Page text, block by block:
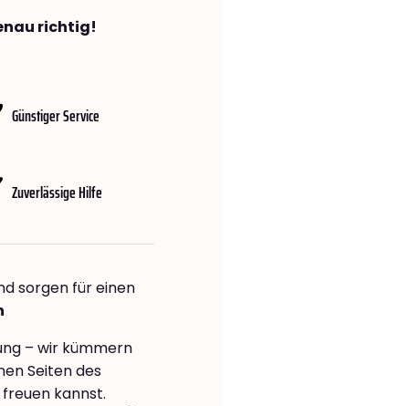
richtig!
Günstiger Service
Zuverlässige Hilfe
sorgen für einen
– wir kümmern
Seiten des
freuen kannst.